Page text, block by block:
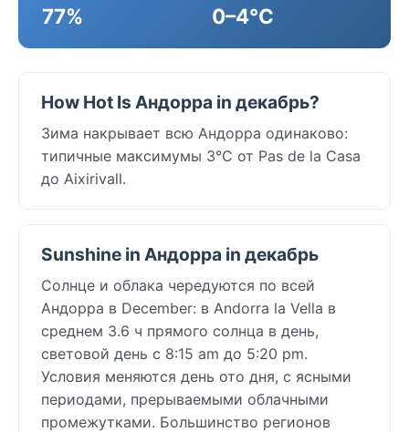
77% 0–4°C
How Hot Is Андорра in декабрь?
Зима накрывает всю Андорра одинаково:
типичные максимумы 3°C от Pas de la Casa
до Aixirivall.
Sunshine in Андорра in декабрь
Солнце и облака чередуются по всей
Андорра в December: в Andorra la Vella в
среднем 3.6 ч прямого солнца в день,
световой день с 8:15 am до 5:20 pm.
Условия меняются день ото дня, с ясными
периодами, прерываемыми облачными
промежутками. Большинство регионов